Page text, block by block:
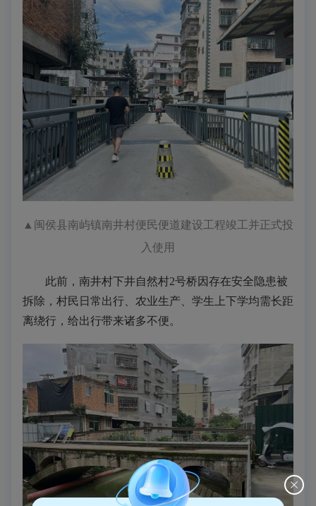
▲ 闽侯县南屿镇南井村便民便道建设工程竣工并正式投
入使用
此前，南井村下井自然村2号桥因存在安全隐患被
拆除，村民日常出行、农业生产、学生上下学均需长距
离绕行，给出行带来诸多不便。